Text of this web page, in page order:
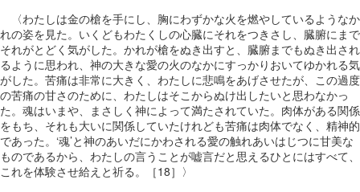
〈わたしは金の槍を手にし、胸にわずかな火を燃やしているようなか
れの姿を見た。いくどもわたくしの心臓にそれをつきさし、臓腑にまで
それがとどく気がした。かれが槍をぬき出すと、臓腑までもぬき出され
るように思われ、神の大きな愛の火のなかにすっかりおいてゆかれる気
がした。苦痛は非常に大きく、わたしに悲鳴をあげさせたが、この過度
の苦痛の甘さのために、わたしはそこからぬけ出したいと思わなかっ
た。魂はいまや、まさしく神によって満たされていた。肉体がある関係
をもち、それも大いに関係していたけれども苦痛は肉体でなく、精神的
であった。‘魂’と神のあいだにかわされる愛の触れあいはじつに甘美な
ものであるから、わたしの言うことが嘘言だと思えるひとにはすべて、
これを体験させ給えと祈る。［18］〉